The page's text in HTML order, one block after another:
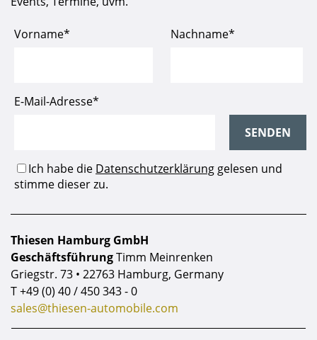
machen ihn zu einem faszinierenden
Automobil – und dies zu einem Bruchteil des
Ein einzigartiges Automobil für jede
hochwertige Sammlung, ideal für Ferrari-
Enthusiasten und sportliche Events.
Motor:12-Zylinder V-Motor, 2.953 cm
Thiesen Hamburg GmbH
GeschäftsführungTimm Meinrenken
Griegstr. 73 • 22763 Hamburg, Germany
T+49 (0) 40 / 450 343 - 0
sales@thiesen-automobile.com